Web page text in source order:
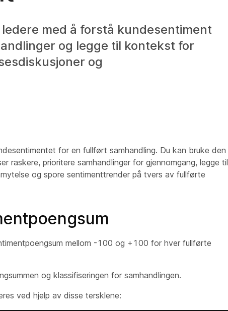
med å forstå kundesentiment
og legge til kontekst for
og
for en fullført samhandling. Du kan bruke den
raskere, prioritere samhandlinger for gjennomgang, legge til
og spore sentimenttrender på tvers av fullførte
mellom -100 og +100 for hver fullførte
og klassifiseringen for samhandlingen.
ved hjelp av disse tersklene: